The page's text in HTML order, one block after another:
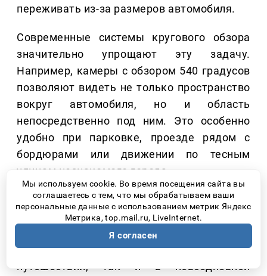
переживать из-за размеров автомобиля.
Современные системы кругового обзора
значительно упрощают эту задачу.
Например, камеры с обзором 540 градусов
позволяют видеть не только пространство
вокруг автомобиля, но и область
непосредственно под ним. Это особенно
удобно при парковке, проезде рядом с
бордюрами или движении по тесным
улицам незнакомого города.
Именно такой системой кругового обзора
на 540° оснащен JAC RF8, что делает
управление большим семейным
автомобилем значительно проще как в
путешествии, так и в повседневной
Мы используем cookie. Во время посещения сайта вы
соглашаетесь с тем, что мы обрабатываем ваши
персональные данные с использованием метрик Яндекс
Метрика, top.mail.ru, LiveInternet.
Я согласен